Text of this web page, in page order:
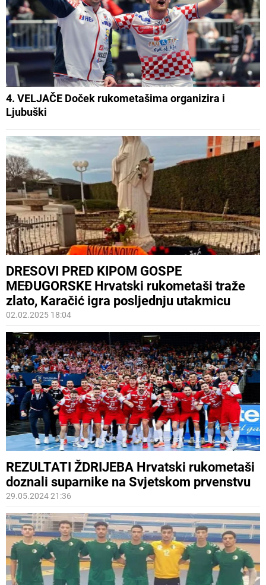
4. VELJAČE Doček rukometašima organizira i
Ljubuški
DRESOVI PRED KIPOM GOSPE
MEĐUGORSKE Hrvatski rukometaši traže
zlato, Karačić igra posljednju utakmicu
02.02.2025 18:04
REZULTATI ŽDRIJEBA Hrvatski rukometaši
doznali suparnike na Svjetskom prvenstvu
29.05.2024 21:36